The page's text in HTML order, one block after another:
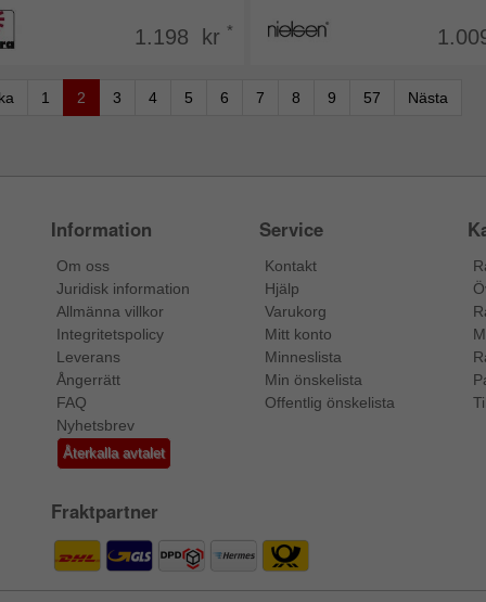
1.198 kr *
1 2 3 4 5 6 7 8 9 57 Nästa
Information
Om oss
Juridisk information
Allmänna villkor
Integritetspolicy
Leverans
Ångerrätt
FAQ
Nyhetsbrev
Återkalla avtalet
Service
Kontakt
Hjälp
Varukorg
Mitt konto
Minneslista
Min önskelista
Offentlig önskelista
Fraktpartner